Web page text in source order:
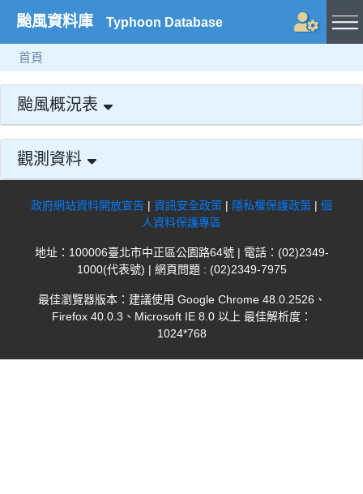
颱風資料庫 Typhoon Database
首頁
颱風概況表
觀測資料
政府網站資料開放宣告 | 資訊安全政策 | 隱私權保護政策 | 個
人資料保護專區
地址：100006臺北市中正區公園路64號 | 電話：(02)2349-
1000(代表號) | 網頁問題 : (02)2349-7975
最佳瀏覽器版本：建議使用 Google Chrome 48.0.2526、
Firefox 40.0.3、Microsoft IE 8.0 以上 最佳解析度：
1024*768